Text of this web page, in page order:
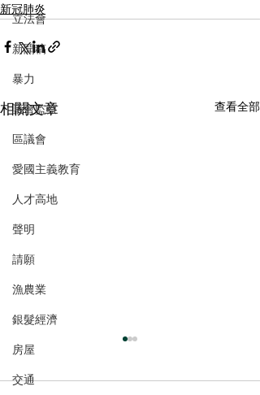
立法會
新聞稿
暴力
議會監察
區議會
愛國主義教育
人才高地
聲明
請願
漁農業
銀髮經濟
房屋
交通
新冠肺炎
相關文章 查看全部